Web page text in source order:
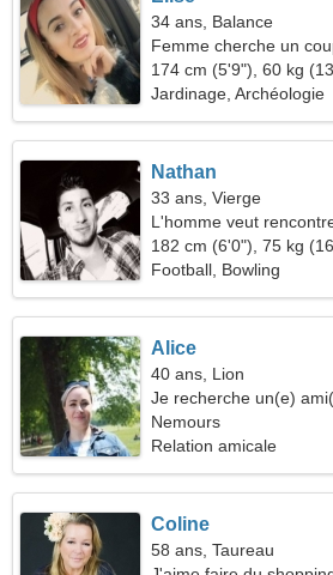
34 ans, Balance
Femme cherche un
174 cm (5'9"), 60 kg
Jardinage, Archéologie
Nathan
33 ans, Vierge
L'homme veut
182 cm (6'0"), 75 kg
Football, Bowling
Alice
40 ans, Lion
Je recherche un(e)
voyager ensemble
Nemours
Relation amicale
Coline
58 ans, Taureau